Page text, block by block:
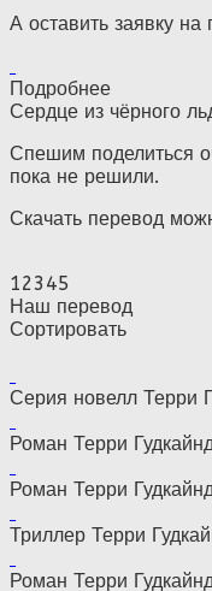
А оставить заявку
Подробнее
Сердце из чёрного
Спешим поделиться
пока не решили.
Скачать перевод
12 3 45
Наш перевод
Сортировать
Серия новелл Терри
Роман Терри
Роман Терри
Триллер Терри
Роман Терри